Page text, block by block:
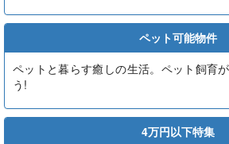
ペット可能物件
ペットと暮らす癒しの生活。ペット飼育
う!
4万円以下特集